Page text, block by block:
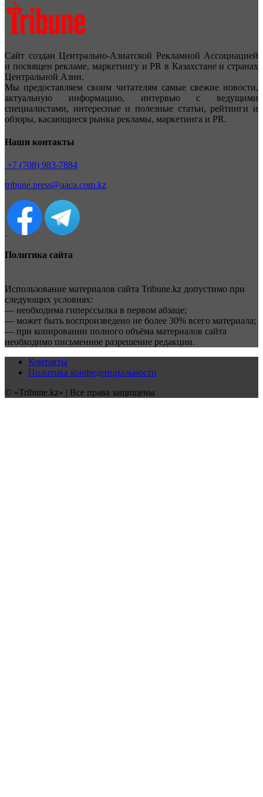
Сайт создан Центрально-Азиатской Рекламной Ассоциацией
и посвящен рекламе, маркетингу и PR в Казахстане и странах
Центральной Азии.
Мы предоставляем своим читателям самые свежие новости,
актуальную информацию, интервью с ведущими
специалистами, интересные и полезные статьи, рейтинги и
обзоры, касающиеся рынка рекламы, маркетинга и PR.
Наши контакты
+7 (708) 983-7884
tribune.press@aaca.com.kz
Политика сайта
Использование материалов сайта Tribune.kz допустимо при
следующих условиях:
— необходима гиперссылка в первом абзаце;
— может быть воспроизведено не более 30% всего материала;
— при копировании полного объёма материалов сайта
необходимо письменное разрешение редакции.
Контакты
Политика конфиденциальности
© «Tribune.kz» | Все права защищены